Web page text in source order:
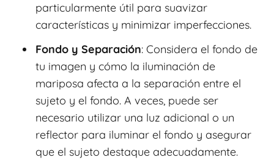
particularmente útil para suavizar
características y minimizar imperfecciones.
Fondo y Separación: Considera el fondo de
tu imagen y cómo la iluminación de
mariposa afecta a la separación entre el
sujeto y el fondo. A veces, puede ser
necesario utilizar una luz adicional o un
reflector para iluminar el fondo y asegurar
que el sujeto destaque adecuadamente.